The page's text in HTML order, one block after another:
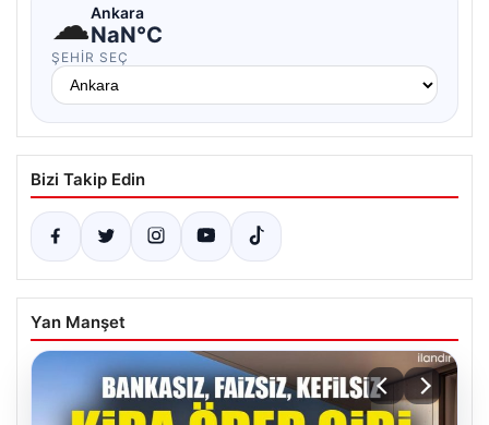
☁Ankara
NaN°C
ŞEHIR SEÇ
Bizi Takip Edin
Yan Manşet